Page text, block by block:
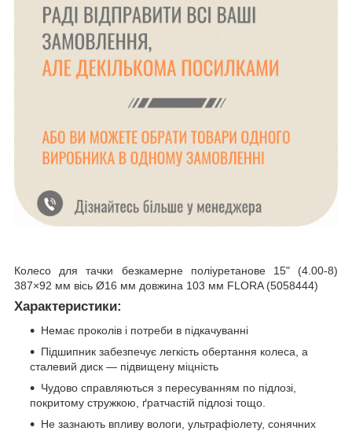
Колесо для тачки безкамерне поліуретанове 15" (4.00-8)
387×92 мм вісь Ø16 мм довжина 103 мм FLORA (5058444)
Характеристики:
Немає проколів і потреби в підкачуванні
Підшипник забезпечує легкість обертання колеса, а
сталевий диск — підвищену міцність
Чудово справляються з пересуванням по підлозі,
покритому стружкою, ґратчастій підлозі тощо.
Не зазнають впливу вологи, ультрафіолету, сонячних